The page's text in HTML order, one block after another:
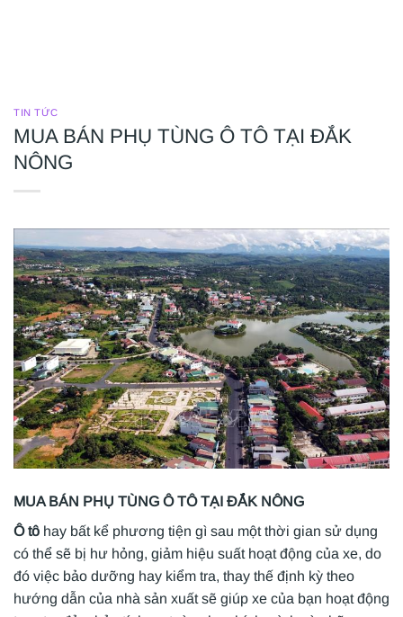
TIN TỨC
MUA BÁN PHỤ TÙNG Ô TÔ TẠI ĐẮK
NÔNG
MUA BÁN PHỤ TÙNG Ô TÔ TẠI ĐẮK NÔNG
Ô tô hay bất kể phương tiện gì sau một thời gian sử dụng
có thể sẽ bị hư hỏng, giảm hiệu suất hoạt động của xe, do
đó việc bảo dưỡng hay kiểm tra, thay thế định kỳ theo
hướng dẫn của nhà sản xuất sẽ giúp xe của bạn hoạt động